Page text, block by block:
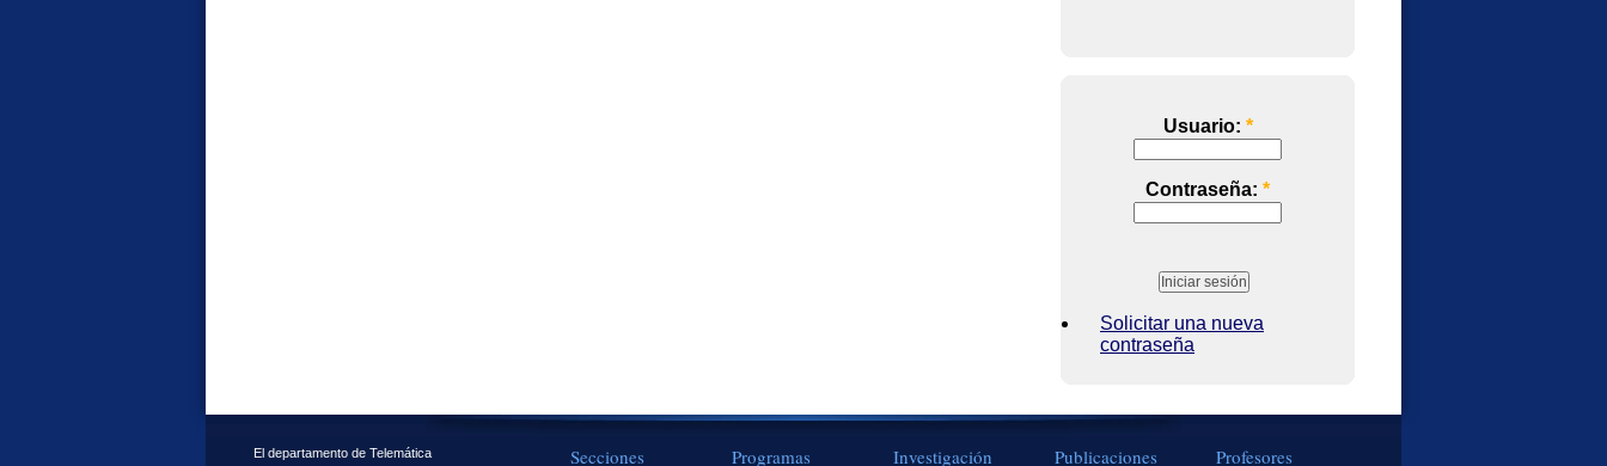
Usuario: *
Contraseña: *
Solicitar una nueva
contraseña
El departamento de Telemática
Secciones Programas Investigación Publicaciones Profesores